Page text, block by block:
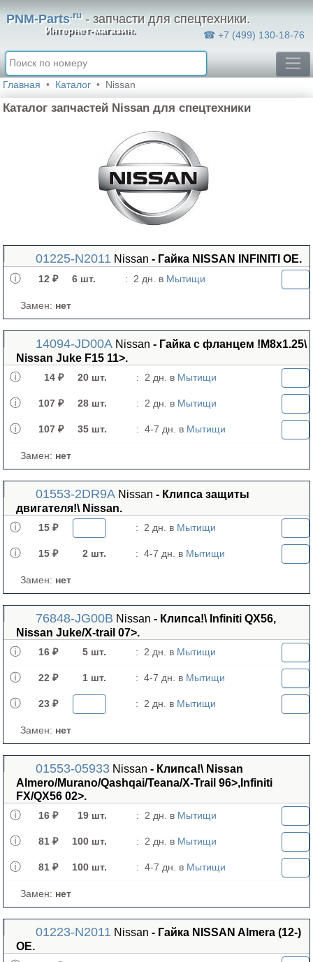
PNM-Parts.ru- запчасти для спецтехники.
Интернет-магазин. ☎ +7 (499) 130-18-76
Главная Каталог Nissan
Каталог запчастей Nissan для спецтехники
01225-N2011 Nissan - Гайка NISSAN INFINITI OE.
12 ₽ 6 шт. : 2 дн. в Мытищи
Замен: нет
14094-JD00A Nissan - Гайка с фланцем !М8х1.25\
Nissan Juke F15 11>.
14 ₽ 20 шт. : 2 дн. в Мытищи
107 ₽ 28 шт. : 2 дн. в Мытищи
107 ₽ 35 шт. : 4-7 дн. в Мытищи
Замен: нет
01553-2DR9A Nissan - Клипса защиты
двигателя!\ Nissan.
15 ₽ : 2 дн. в Мытищи
15 ₽ 2 шт. : 4-7 дн. в Мытищи
Замен: нет
76848-JG00B Nissan - Клипса!\ Infiniti QX56,
Nissan Juke/X-trail 07>.
16 ₽ 5 шт. : 2 дн. в Мытищи
22 ₽ 1 шт. : 4-7 дн. в Мытищи
23 ₽ : 2 дн. в Мытищи
Замен: нет
01553-05933 Nissan - Клипса!\ Nissan
Almero/Murano/Qashqai/Teana/X-Trail 96>,Infiniti
FX/QX56 02>.
16 ₽ 19 шт. : 2 дн. в Мытищи
81 ₽ 100 шт. : 2 дн. в Мытищи
81 ₽ 100 шт. : 4-7 дн. в Мытищи
Замен: нет
01223-N2011 Nissan - Гайка NISSAN Almera (12-)
OE.